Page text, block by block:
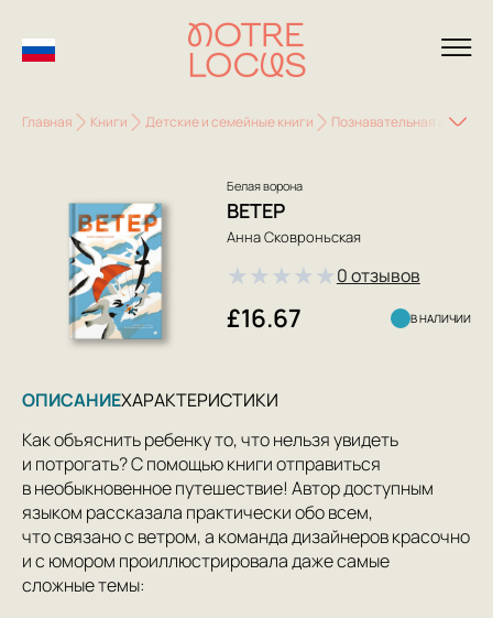
Главная Книги Детские и семейные книги Познавательная
Белая ворона
ВЕТЕР
Анна Сковроньская
★★★★★0 отзывов
£16.67 В НАЛИЧИИ
ОПИСАНИЕХАРАКТЕРИСТИКИ
Как объяснить ребенку то, что нельзя увидеть
и потрогать? С помощью книги отправиться
в необыкновенное путешествие! Автор доступным
языком рассказала практически обо всем,
что связано с ветром, а команда дизайнеров красочно
и с юмором проиллюстрировала даже самые
сложные темы: